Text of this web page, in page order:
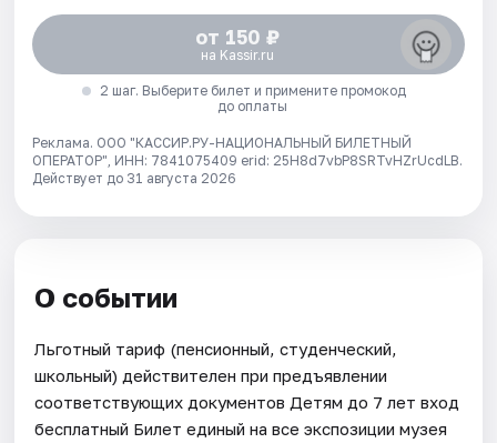
от 150 ₽
на Kassir.ru
2 шаг. Выберите билет и примените промокод
до оплаты
Реклама. ООО "КАССИР.РУ-НАЦИОНАЛЬНЫЙ БИЛЕТНЫЙ
ОПЕРАТОР", ИНН: 7841075409 erid: 25H8d7vbP8SRTvHZrUcdLB.
Действует до 31 августа 2026
О событии
Льготный тариф (пенсионный, студенческий,
школьный) действителен при предъявлении
соответствующих документов Детям до 7 лет вход
бесплатный Билет единый на все экспозиции музея